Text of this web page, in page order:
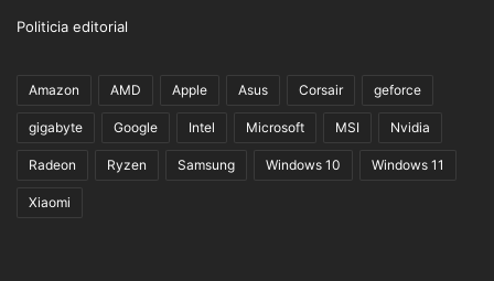
Politicia editorial
Amazon AMD Apple Asus Corsair geforce
gigabyte Google Intel Microsoft MSI Nvidia
Radeon Ryzen Samsung Windows 10 Windows 11
Xiaomi